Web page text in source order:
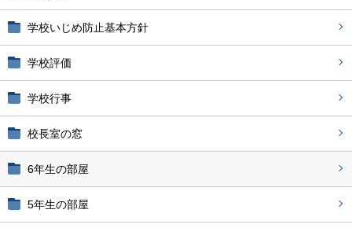
学校いじめ防止基本方針
学校評価
学校行事
校長室の窓
6年生の部屋
5年生の部屋